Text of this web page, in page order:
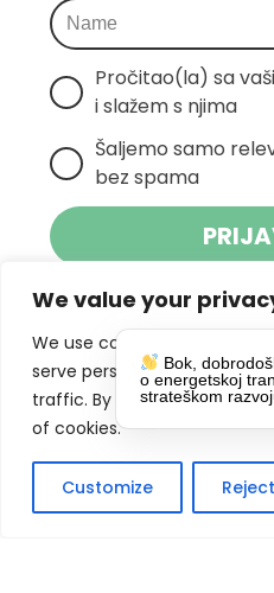
We value your
We use cookies to enhance
serve personalized ads or
traffic. By clicking "Accept
of cookies.
Customize
Pročitao(la) sa
i slažem s njima
Šaljemo samo
bez spama
Klikom na gumb
primanje novosti
slažete spolitikom
DRUŠTVENE
Bok,
o energetskoj
strateškom